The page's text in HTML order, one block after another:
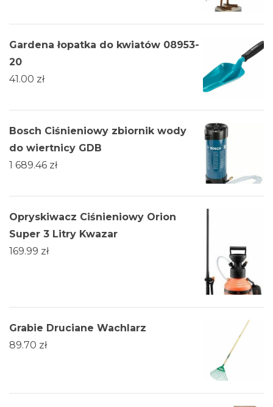
Gardena łopatka do kwiatów 08953-
20
41.00 zł
Bosch Ciśnieniowy zbiornik wody
do wiertnicy GDB
1 689.46 zł
Opryskiwacz Ciśnieniowy Orion
Super 3 Litry Kwazar
169.99 zł
Grabie Druciane Wachlarz
89.70 zł